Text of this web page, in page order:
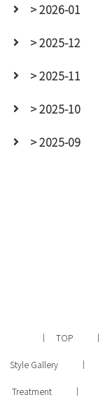
> 2026-01
> 2025-12
> 2025-11
> 2025-10
> 2025-09
TOP
Style Gallery
Treatment